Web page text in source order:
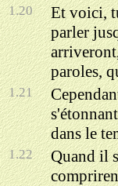
1.20
Et voici,
parler
paroles,
1.21
dans le
1.22
Quand il